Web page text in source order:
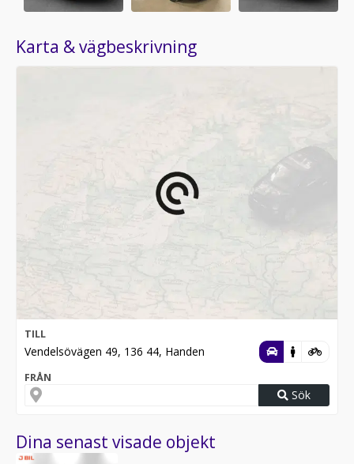
Karta & vägbeskrivning
TILL
Vendelsövägen 49, 136 44, Handen
FRÅN
Sök
Dina senast visade objekt